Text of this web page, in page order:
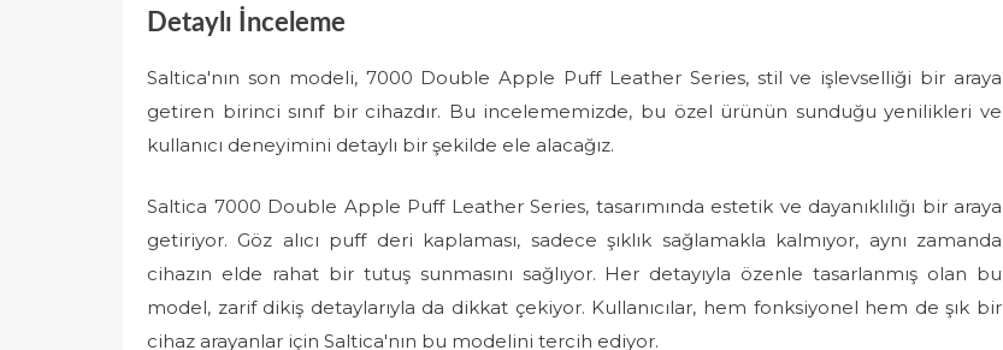
Detaylı İnceleme
Saltica'nın son modeli, 7000 Double Apple Puff Leather Series, stil ve işlevselliği bir araya
getiren birinci sınıf bir cihazdır. Bu incelememizde, bu özel ürünün sunduğu yenilikleri ve
kullanıcı deneyimini detaylı bir şekilde ele alacağız.
Saltica 7000 Double Apple Puff Leather Series, tasarımında estetik ve dayanıklılığı bir araya
getiriyor. Göz alıcı puff deri kaplaması, sadece şıklık sağlamakla kalmıyor, aynı zamanda
cihazın elde rahat bir tutuş sunmasını sağlıyor. Her detayıyla özenle tasarlanmış olan bu
model, zarif dikiş detaylarıyla da dikkat çekiyor. Kullanıcılar, hem fonksiyonel hem de şık bir
cihaz arayanlar için Saltica'nın bu modelini tercih ediyor.